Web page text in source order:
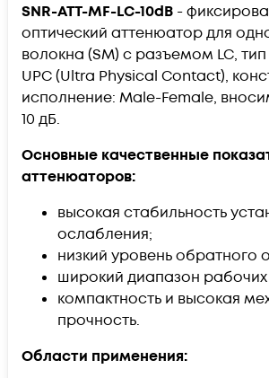
SNR-ATT-MF-LC-10dB -
оптический аттенюатор для
волокна (SM) с разъемом LC,
UPC (Ultra Physical Contact),
исполнение: Male-Female,
10 дБ.
Основные качественные
аттенюаторов:
высокая стабильность
ослабления;
низкий уровень обратного
широкий диапазон
компактность и высокая
прочность.
Области применения: